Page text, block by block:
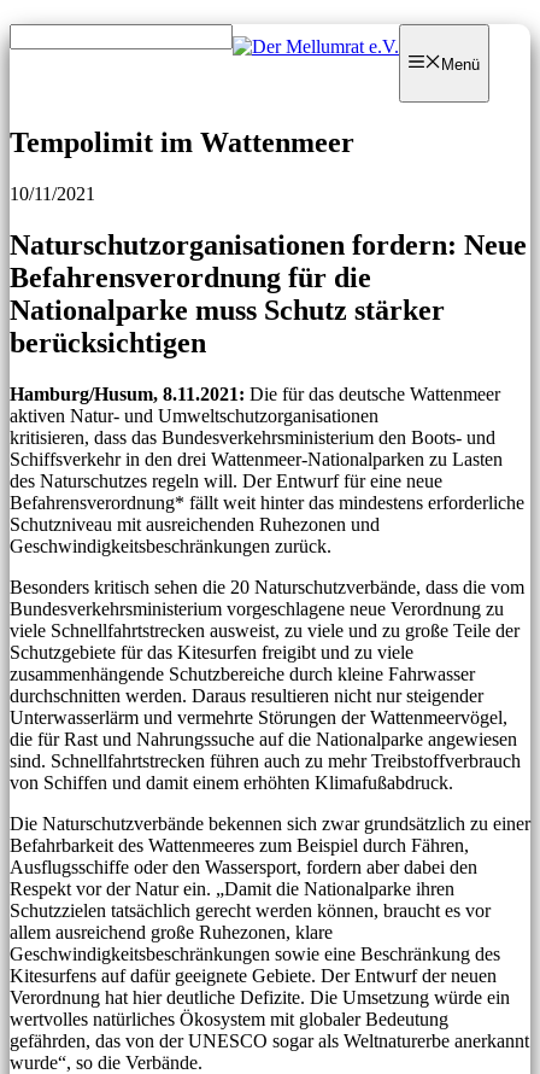
Zum
Inhalt
Zum
Inhalt
Menü
Tempolimit im Wattenmeer
10/11/2021
Naturschutzorganisationen fordern: Neue
Befahrensverordnung für die
Nationalparke muss Schutz stärker
berücksichtigen
Hamburg/Husum, 8.11.2021: Die für das deutsche Wattenmeer
aktiven Natur- und Umweltschutzorganisationen
kritisieren, dass das Bundesverkehrsministerium den Boots- und
Schiffsverkehr in den drei Wattenmeer-Nationalparken zu Lasten
des Naturschutzes regeln will. Der Entwurf für eine neue
Befahrensverordnung* fällt weit hinter das mindestens erforderliche
Schutzniveau mit ausreichenden Ruhezonen und
Geschwindigkeitsbeschränkungen zurück.
Besonders kritisch sehen die 20 Naturschutzverbände, dass die vom
Bundesverkehrsministerium vorgeschlagene neue Verordnung zu
viele Schnellfahrtstrecken ausweist, zu viele und zu große Teile der
Schutzgebiete für das Kitesurfen freigibt und zu viele
zusammenhängende Schutzbereiche durch kleine Fahrwasser
durchschnitten werden. Daraus resultieren nicht nur steigender
Unterwasserlärm und vermehrte Störungen der Wattenmeervögel,
die für Rast und Nahrungssuche auf die Nationalparke angewiesen
sind. Schnellfahrtstrecken führen auch zu mehr Treibstoffverbrauch
von Schiffen und damit einem erhöhten Klimafußabdruck.
Die Naturschutzverbände bekennen sich zwar grundsätzlich zu einer
Befahrbarkeit des Wattenmeeres zum Beispiel durch Fähren,
Ausflugsschiffe oder den Wassersport, fordern aber dabei den
Respekt vor der Natur ein. „Damit die Nationalparke ihren
Schutzzielen tatsächlich gerecht werden können, braucht es vor
allem ausreichend große Ruhezonen, klare
Geschwindigkeitsbeschränkungen sowie eine Beschränkung des
Kitesurfens auf dafür geeignete Gebiete. Der Entwurf der neuen
Verordnung hat hier deutliche Defizite. Die Umsetzung würde ein
wertvolles natürliches Ökosystem mit globaler Bedeutung
gefährden, das von der UNESCO sogar als Weltnaturerbe anerkannt
wurde“, so die Verbände.